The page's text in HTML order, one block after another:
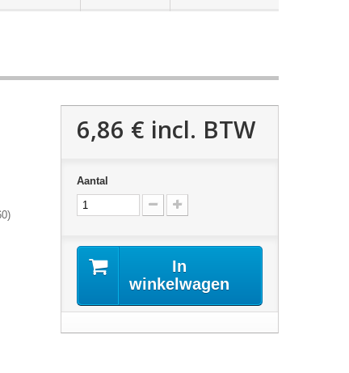
6,86 € incl. BTW
Aantal
In
winkelwagen